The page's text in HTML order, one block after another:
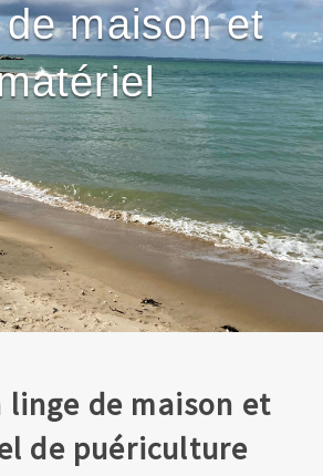
maison et
linge de maison et
de puériculture